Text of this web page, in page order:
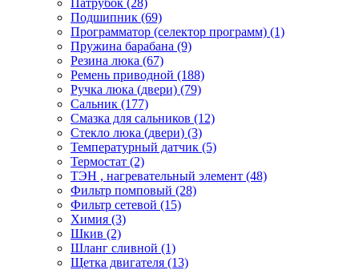
Патрубок (28)
Подшипник (69)
Программатор (селектор программ) (1)
Пружина барабана (9)
Резина люка (67)
Ремень приводной (188)
Ручка люка (двери) (79)
Сальник (177)
Смазка для сальников (12)
Стекло люка (двери) (3)
Температурный датчик (5)
Термостат (2)
ТЭН , нагревательный элемент (48)
Фильтр помповый (28)
Фильтр сетевой (15)
Химия (3)
Шкив (2)
Шланг сливной (1)
Щетка двигателя (13)